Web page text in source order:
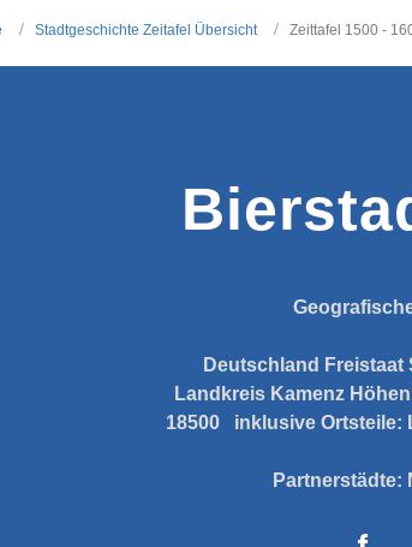
Stadtgeschichte Zeitafel Übersicht Zeittafel 1500 -
Deutschland Freistaat
Landkreis Kamenz
18500
inklusive Ortsteile:
Partnerstädte: